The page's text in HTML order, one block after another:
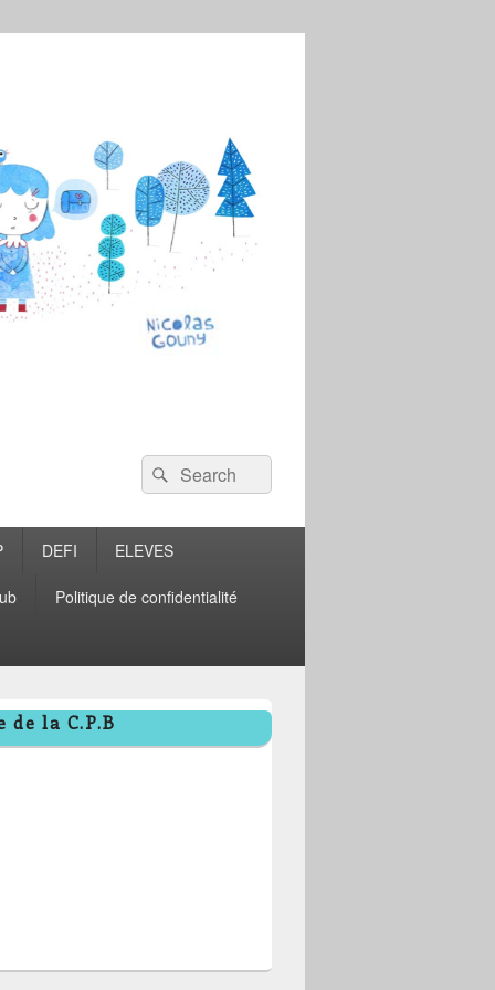
Recherche :
Rechercher
DEFI ELEVES
Politique de confidentialité
de la C.P.B